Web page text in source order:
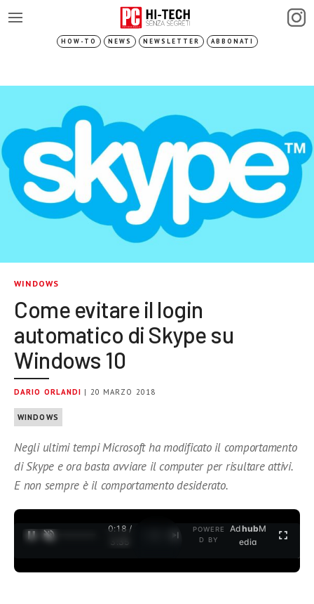
HOW-TO NEWS NEWSLETTER ABBONATI
WINDOWS
Come evitare il login
automatico di Skype su
Windows 10
DARIO ORLANDI | 20 MARZO 2018
WINDOWS
Negli ultimi tempi Microsoft ha modificato il comportamento
di Skype e ora basta avviare il computer per risultare attivi.
E non sempre è il comportamento desiderato.
0:19 /
3:35
POWERE
D BY
AdhubM
edia